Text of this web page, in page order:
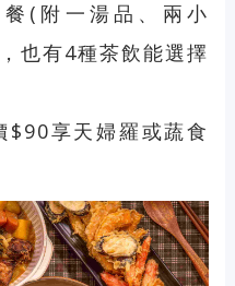
(附一湯品、兩小
也有4種茶飲能選擇
$90享天婦羅或蔬食